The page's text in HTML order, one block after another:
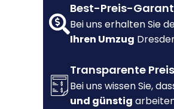
Best-Preis-
Bei uns erhalten Sie
Ihren Umzug
Transparente
Bei uns wissen Sie,
und günstig